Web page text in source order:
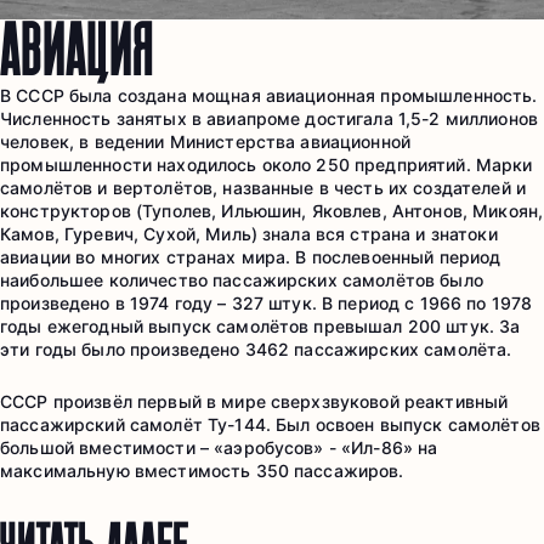
АВИАЦИЯ
В СССР была создана мощная авиационная промышленность.
Численность занятых в авиапроме достигала 1,5-2 миллионов
человек, в ведении Министерства авиационной
промышленности находилось около 250 предприятий. Марки
самолётов и вертолётов, названные в честь их создателей и
конструкторов (Туполев, Ильюшин, Яковлев, Антонов, Микоян,
Камов, Гуревич, Сухой, Миль) знала вся страна и знатоки
авиации во многих странах мира. В послевоенный период
наибольшее количество пассажирских самолётов было
произведено в 1974 году – 327 штук. В период с 1966 по 1978
годы ежегодный выпуск самолётов превышал 200 штук. За
эти годы было произведено 3462 пассажирских самолёта.
СССР произвёл первый в мире сверхзвуковой реактивный
пассажирский самолёт Ту-144. Был освоен выпуск самолётов
большой вместимости – «аэробусов» - «Ил-86» на
максимальную вместимость 350 пассажиров.